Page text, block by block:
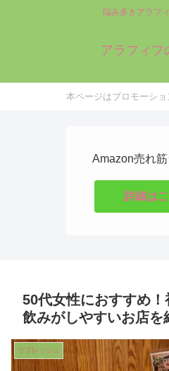
悩み多きアラフ
アラフィフ
本ページはプロモーシ
Amazon売れ
詳細は
50代女性におすすめ
飲みがしやすいお店を
リフレッシュ